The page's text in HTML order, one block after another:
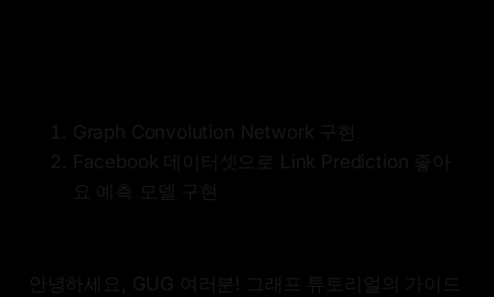
Graph Convolution Network 구현
Facebook 데이터셋으로 Link Prediction 좋아
요 예측 모델 구현
안녕하세요, GUG 여러분! 그래프 튜토리얼의 가이드